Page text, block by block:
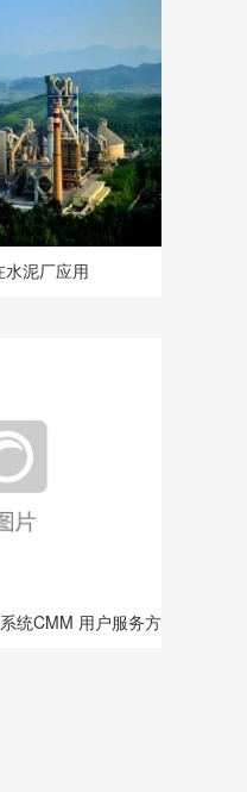
水泥厂应用
统CMM 用户服务方